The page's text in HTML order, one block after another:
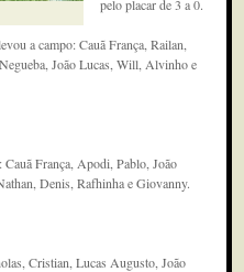
pelo placar de 3 a 0.
a campo: Cauã França, Railan,
João Lucas, Will, Alvinho e
França, Apodi, Pablo, João
Denis, Rafhinha e Giovanny.
Cristian, Lucas Augusto, João